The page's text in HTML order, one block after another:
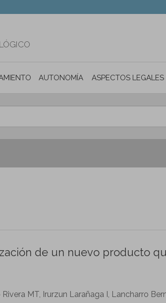
AUTONOMÍA PERSONAL E
ASPECTOS LEGALES
de un nuevo producto
MT, Irurzun Larañaga I, Lancharro